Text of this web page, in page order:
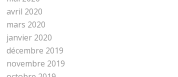
avril 2020
mars 2020
janvier 2020
décembre 2019
novembre 2019